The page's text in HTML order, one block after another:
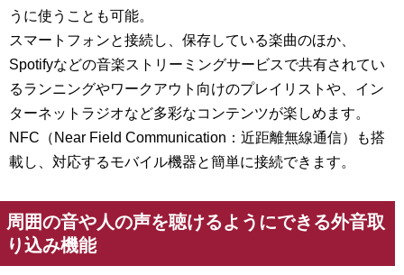
うに使うことも可能。
スマートフォンと接続し、保存している楽曲のほか、
Spotifyなどの音楽ストリーミングサービスで共有されてい
るランニングやワークアウト向けのプレイリストや、イン
ターネットラジオなど多彩なコンテンツが楽しめます。
NFC（Near Field Communication：近距離無線通信）も搭
載し、対応するモバイル機器と簡単に接続できます。
周囲の音や人の声を聴けるようにできる外音取
り込み機能